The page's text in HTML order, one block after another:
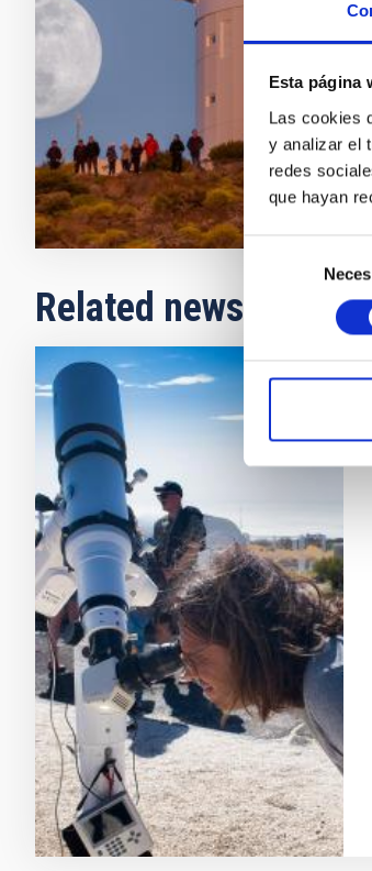
Esta página
Las cookies
y analizar el
redes
que hayan
Selección
consentimiento
Related news